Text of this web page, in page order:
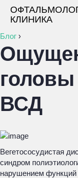
КЛИНИКА
Блог ›
ВСД
Вегетососудистая
синдром
нарушением функций